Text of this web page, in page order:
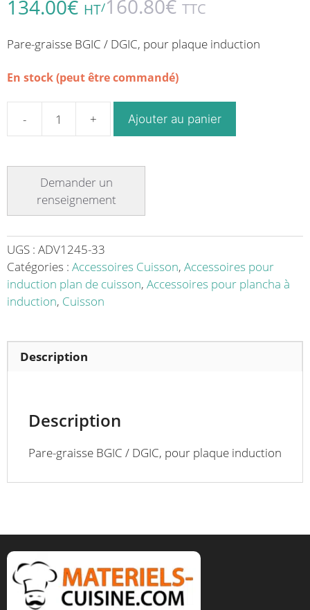
134.00€ HT/160.80€ TTC
Pare-graisse BGIC / DGIC, pour plaque induction
En stock (peut être commandé)
quantité
graisse
BGIC
/
plaque
induction
Ajouter au panier
UGS : ADV1245-33
Catégories : Accessoires Cuisson, Accessoires pour
induction plan de cuisson, Accessoires pour plancha à
induction, Cuisson
Description
Description
Pare-graisse BGIC / DGIC, pour plaque induction